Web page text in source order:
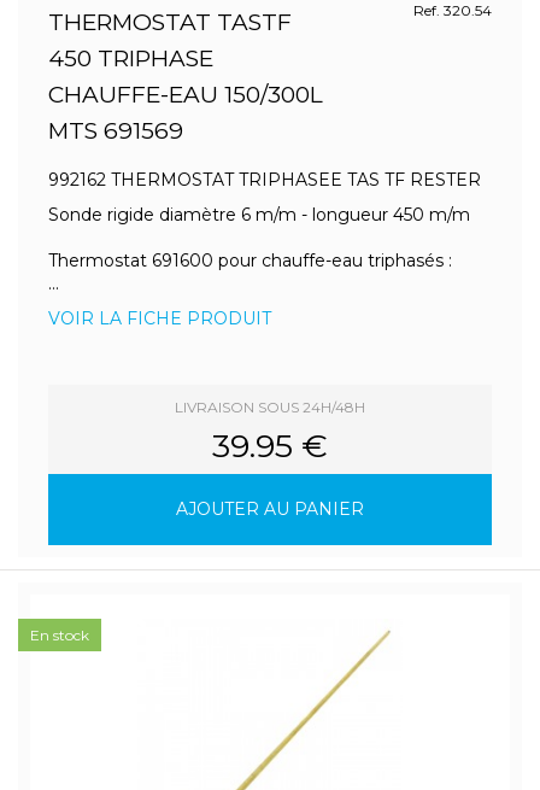
THERMOSTAT TASTF
450 TRIPHASE
CHAUFFE-EAU 150/300L
MTS 691569
Ref. 320.54
992162 THERMOSTAT TRIPHASEE TAS TF RESTER
Sonde rigide diamètre 6 m/m - longueur 450 m/m
Thermostat 691600 pour chauffe-eau triphasés :
...
VOIR LA FICHE PRODUIT
LIVRAISON SOUS 24H/48H
39.95 €
AJOUTER AU PANIER
En stock